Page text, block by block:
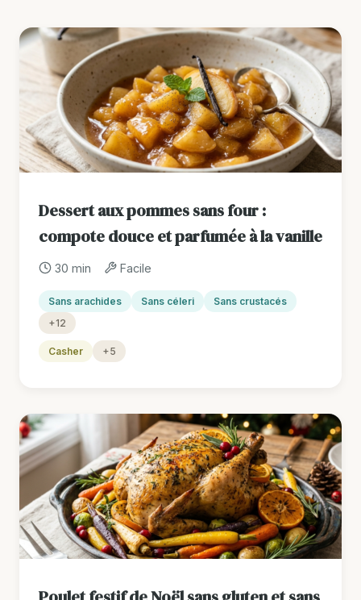
Dessert aux pommes sans four :
compote douce et parfumée à la vanille
30 min Facile
Sans arachides Sans céleri
Sans crustacés
+12
Casher +5